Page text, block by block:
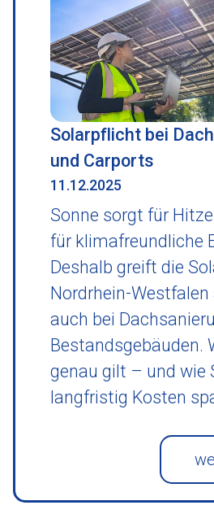
Solarpflicht bei
und Carports
11.12.2025
Sonne sorgt für
für klimafreundliche
Deshalb greift die
Nordrhein-Westfalen
auch bei
Bestandsgebäuden.
genau gilt – und wie
langfristig Kosten